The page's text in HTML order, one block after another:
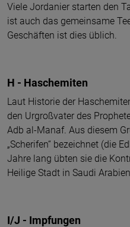
Viele Jordanier starten den
ist auch das gemeinsame
Geschäften ist dies üblich.
H - Haschemiten
Laut Historie der
den Urgroßvater des
Adb al-Manaf. Aus diesem
„Scherifen“ bezeichnet (die
Jahre lang übten sie die
Heilige Stadt in Saudi Arabien.
I/J - Impfungen